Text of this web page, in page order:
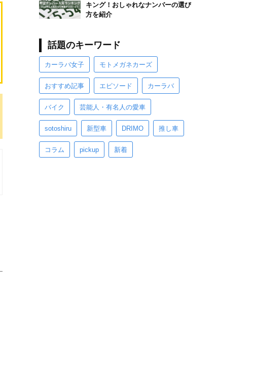
キング！おしゃれなナンバーの選び
方を紹介
話題のキーワード
カーラバ女子 モトメガネカーズ
おすすめ記事 エピソード カーラバ
バイク 芸能人・有名人の愛車
sotoshiru 新型車 DRIMO 推し車
コラム pickup 新着